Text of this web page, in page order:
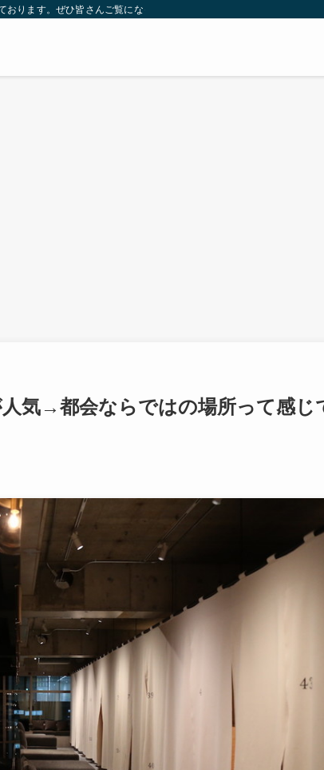
ります。ぜひ皆さんご覧になっていってください。
気→都会ならではの場所って感じ